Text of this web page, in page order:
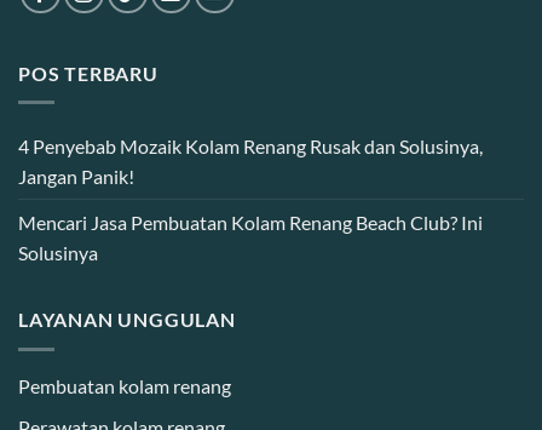
POS TERBARU
4 Penyebab Mozaik Kolam Renang Rusak dan Solusinya,
Jangan Panik!
Mencari Jasa Pembuatan Kolam Renang Beach Club? Ini
Solusinya
LAYANAN UNGGULAN
Pembuatan kolam renang